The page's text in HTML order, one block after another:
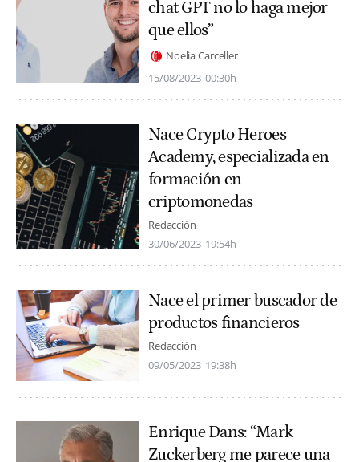
chat GPT no lo haga mejor
que ellos”
Noelia Carceller
15/08/2023 00:30h
Nace Crypto Heroes
Academy, especializada en
formación en
criptomonedas
Redacción
30/06/2023 19:54h
Nace el primer buscador de
productos financieros
Redacción
09/05/2023 19:38h
Enrique Dans: “Mark
Zuckerberg me parece una